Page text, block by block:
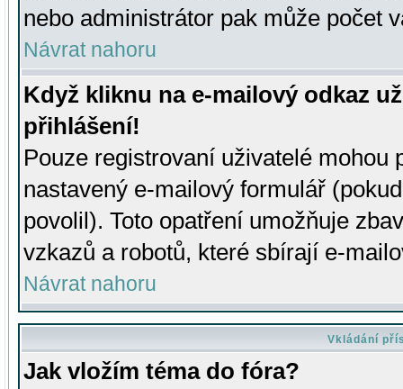
nebo administrátor pak může počet
Návrat nahoru
Když kliknu na e-mailový odkaz
přihlášení!
Pouze registrovaní uživatelé mohou
nastavený e-mailový formulář
povolil). Toto opatření umožňuje
vzkazů a robotů, které sbírají e-
Návrat nahoru
Vkládání
Jak vložím téma do fóra?